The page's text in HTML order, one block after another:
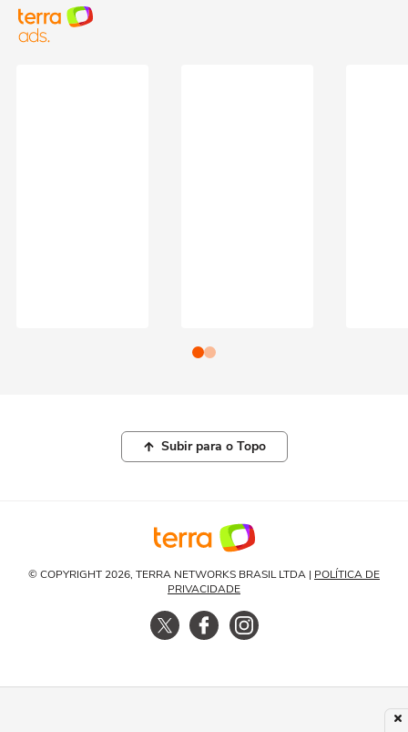
Subir para o Topo
© COPYRIGHT 2026, TERRA NETWORKS BRASIL LTDA | POLÍTICA DE
PRIVACIDADE